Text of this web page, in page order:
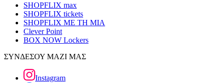
SHOPFLIX max
SHOPFLIX tickets
SHOPFLIX ΜΕ ΤΗ ΜΙΑ
Clever Point
BOX NOW Lockers
ΣΥΝΔΕΣΟΥ ΜΑΖΙ ΜΑΣ
Instagram